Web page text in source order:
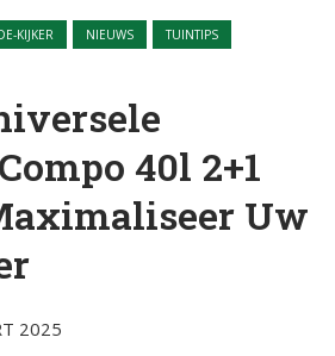
KIJKER NIEUWS TUINTIPS
40l 2+1
Uw
2025